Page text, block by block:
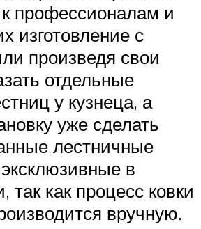
профессионалам и
изготовление с
произведя свои
отдельные
у кузнеца, а
уже сделать
лестничные
в
так как процесс ковки
вручную.